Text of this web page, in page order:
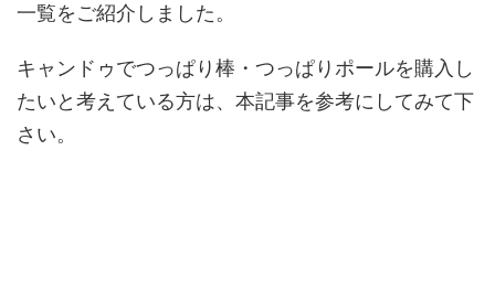
一覧をご紹介しました。
キャンドゥでつっぱり棒・つっぱりポールを購入し
たいと考えている方は、本記事を参考にしてみて下
さい。